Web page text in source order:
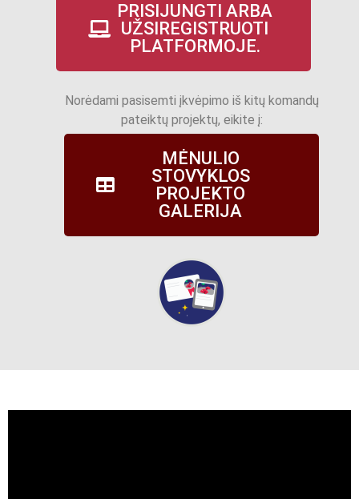
PRISIJUNGTI ARBA
UŽSIREGISTRUOTI
PLATFORMOJE.
Norėdami pasisemti įkvėpimo iš kitų komandų
pateiktų projektų, eikite į:
MĖNULIO
STOVYKLOS
PROJEKTO
GALERIJA